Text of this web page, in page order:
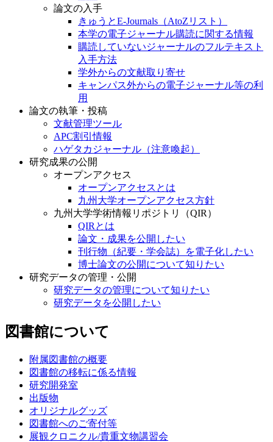
論文の入手
きゅうとE-Journals（AtoZリスト）
本学の電子ジャーナル購読に関する情報
購読していないジャーナルのフルテキスト
入手方法
学外からの文献取り寄せ
キャンパス外からの電子ジャーナル等の利
用
論文の執筆・投稿
文献管理ツール
APC割引情報
ハゲタカジャーナル（注意喚起）
研究成果の公開
オープンアクセス
オープンアクセスとは
九州大学オープンアクセス方針
九州大学学術情報リポジトリ（QIR）
QIRとは
論文・成果を公開したい
刊行物（紀要・学会誌）を電子化したい
博士論文の公開について知りたい
研究データの管理・公開
研究データの管理について知りたい
研究データを公開したい
図書館について
附属図書館の概要
図書館の移転に係る情報
研究開発室
出版物
オリジナルグッズ
図書館へのご寄付等
展観クロニクル/貴重文物講習会